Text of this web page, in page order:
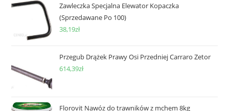
Zawleczka Specjalna Elewator Kopaczka
(Sprzedawane Po 100)
38,19zł
Przegub Drążek Prawy Osi Przedniej Carraro Zetor
614,39zł
Florovit Nawóz do trawników z mchem 8kg